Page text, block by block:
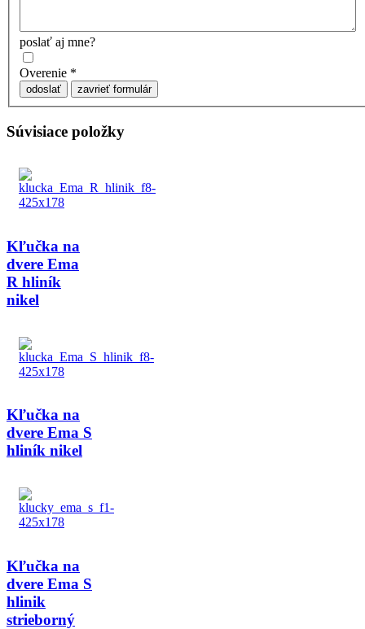
poslať aj mne?
Overenie *
odoslať zavrieť formulár
Súvisiace položky
Kľučka na
dvere Ema
R hliník
nikel
Kľučka na
dvere Ema S
hliník nikel
Kľučka na
dvere Ema S
hlinik
strieborný